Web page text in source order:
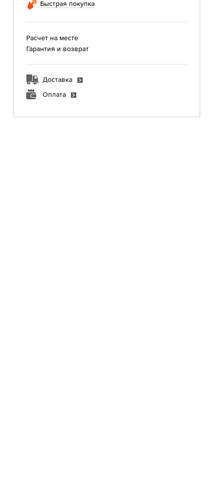
Быстрая покупка
Расчет на месте
Гарантия и возврат
Доставка
Оплата